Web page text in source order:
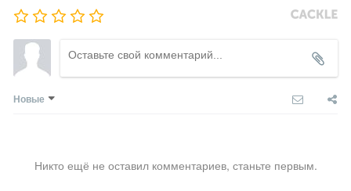
Новые
Никто ещё не оставил комментариев, станьте первым.